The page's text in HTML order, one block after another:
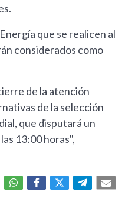
que se realicen al
considerados como
de la atención
de la selección
que disputará un
13:00 horas",